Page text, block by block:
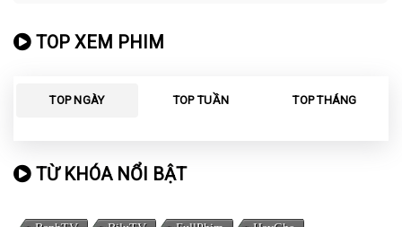
TOP XEM PHIM
TOP NGÀY TOP TUẦN TOP THÁNG
TỪ KHÓA NỔI BẬT